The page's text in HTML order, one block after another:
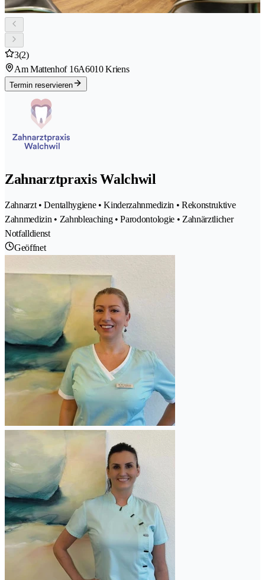
3(2)
Am Mattenhof 16A6010 Kriens
Termin reservieren
Zahnarztpraxis Walchwil
Zahnarzt • Dentalhygiene • Kinderzahnmedizin • Rekonstruktive
Zahnmedizin • Zahnbleaching • Parodontologie • Zahnärztlicher
Notfalldienst
Geöffnet